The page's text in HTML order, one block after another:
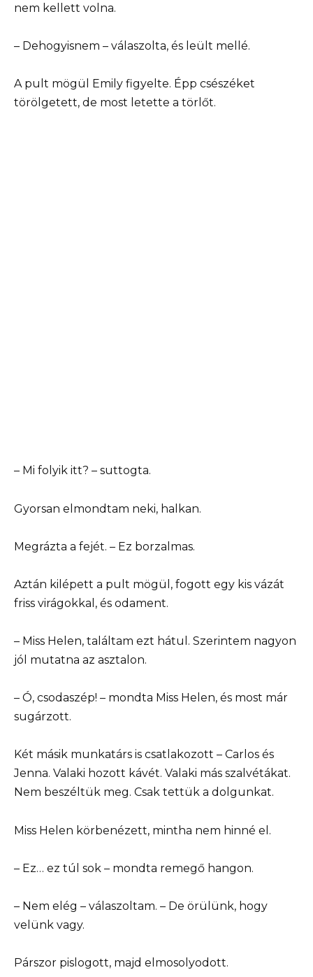
nem kellett volna.
– Dehogyisnem – válaszolta, és leült mellé.
A pult mögül Emily figyelte. Épp csészéket
törölgetett, de most letette a törlőt.
– Mi folyik itt? – suttogta.
Gyorsan elmondtam neki, halkan.
Megrázta a fejét. – Ez borzalmas.
Aztán kilépett a pult mögül, fogott egy kis vázát
friss virágokkal, és odament.
– Miss Helen, találtam ezt hátul. Szerintem nagyon
jól mutatna az asztalon.
– Ó, csodaszép! – mondta Miss Helen, és most már
sugárzott.
Két másik munkatárs is csatlakozott – Carlos és
Jenna. Valaki hozott kávét. Valaki más szalvétákat.
Nem beszéltük meg. Csak tettük a dolgunkat.
Miss Helen körbenézett, mintha nem hinné el.
– Ez… ez túl sok – mondta remegő hangon.
– Nem elég – válaszoltam. – De örülünk, hogy
velünk vagy.
Párszor pislogott, majd elmosolyodott.